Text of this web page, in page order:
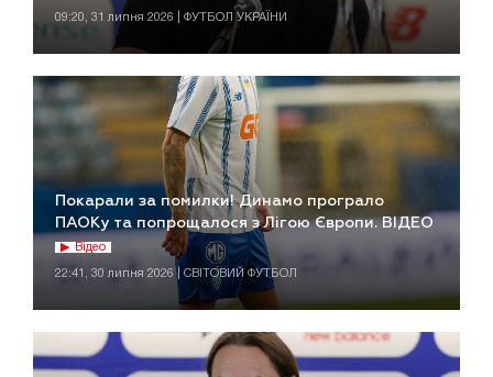
09:20, 31 липня 2026 | ФУТБОЛ УКРАЇНИ
Покарали за помилки! Динамо програло
ПАОКу та попрощалося з Лігою Європи. ВІДЕО
Відео
22:41, 30 липня 2026 | СВІТОВИЙ ФУТБОЛ